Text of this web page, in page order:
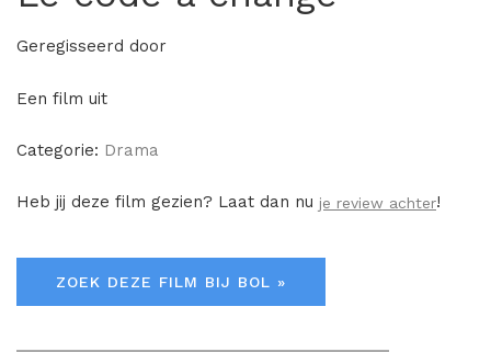
Geregisseerd door
Een film uit
Categorie: Drama
Heb jij deze film gezien? Laat dan nu je review achter!
ZOEK DEZE FILM BIJ BOL »